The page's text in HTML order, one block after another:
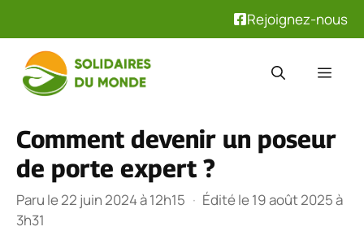
Rejoignez-nous
contenu
Comment devenir un poseur
de porte expert ?
Paru le 22 juin 2024 à 12h15 · Édité le 19 août 2025 à
3h31